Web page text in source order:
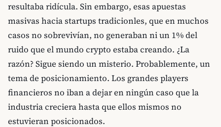
resultaba ridícula. Sin embargo, esas apuestas
masivas hacia startups tradicionles, que en muchos
casos no sobrevivían, no generaban ni un 1% del
ruido que el mundo crypto estaba creando. ¿La
razón? Sigue siendo un misterio. Probablemente, un
tema de posicionamiento. Los grandes players
financieros no iban a dejar en ningún caso que la
industria creciera hasta que ellos mismos no
estuvieran posicionados.